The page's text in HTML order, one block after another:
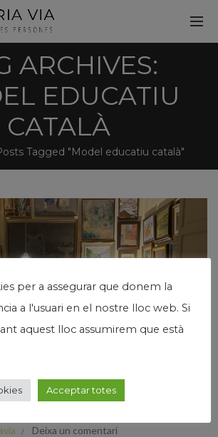
ARCHIVES:
EDUCATIU
CATALÀ
Tagged "Model educatiu català"
,Josep Maria Via,Narrativa,País
Deixa un comentari
per a assegurar que donem la
a l'usuari en el nostre lloc web. Si
aquest lloc assumirem que està
Acceptar totes